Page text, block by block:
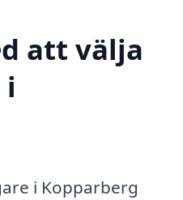
att välja
i
i Kopparberg